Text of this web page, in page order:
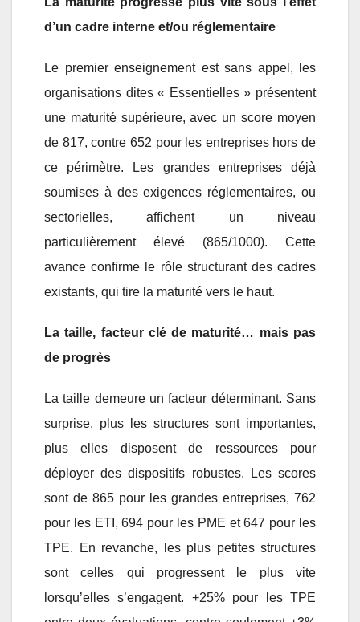
d’un cadre interne et/ou réglementaire
Le premier enseignement est sans appel, les
organisations dites « Essentielles » présentent
une maturité supérieure, avec un score moyen
de 817, contre 652 pour les entreprises hors de
ce périmètre. Les grandes entreprises déjà
soumises à des exigences réglementaires, ou
sectorielles, affichent un niveau
particulièrement élevé (865/1000). Cette
avance confirme le rôle structurant des cadres
existants, qui tire la maturité vers le haut.
La taille, facteur clé de maturité… mais pas
de progrès
La taille demeure un facteur déterminant. Sans
surprise, plus les structures sont importantes,
plus elles disposent de ressources pour
déployer des dispositifs robustes. Les scores
sont de 865 pour les grandes entreprises, 762
pour les ETI, 694 pour les PME et 647 pour les
TPE. En revanche, les plus petites structures
sont celles qui progressent le plus vite
lorsqu’elles s’engagent. +25% pour les TPE